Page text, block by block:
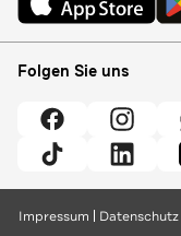
Folgen Sie uns
Impressum Datenschutz